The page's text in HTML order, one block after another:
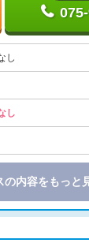
し
し
の内容をもっと